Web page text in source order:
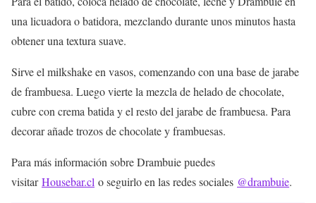
una licuadora o batidora, mezclando durante unos minutos hasta
obtener una textura suave.
Sirve el milkshake en vasos, comenzando con una base de jarabe
de frambuesa. Luego vierte la mezcla de helado de chocolate,
cubre con crema batida y el resto del jarabe de frambuesa. Para
decorar añade trozos de chocolate y frambuesas.
Para más información sobre Drambuie puedes
visitarHousebar.cl o seguirlo en las redes sociales @drambuie.